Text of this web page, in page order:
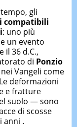
gli
compatibili
: uno più
un evento
il 36 d.C.,
di Ponzio
Vangeli come
deformazioni
e fratture
suolo — sono
di scosse
anni .